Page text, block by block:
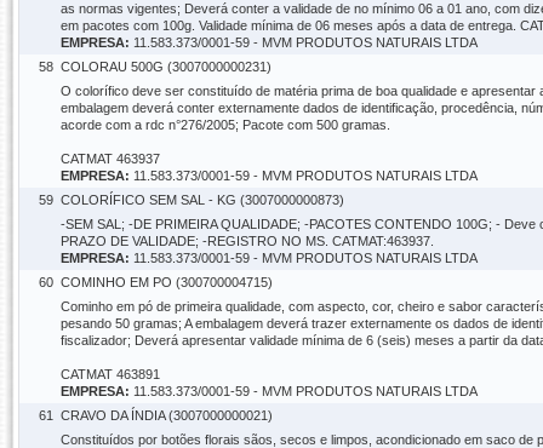
as normas vigentes; Deverá conter a validade de no mínimo 06 a 01 ano, com
em pacotes com 100g. Validade mínima de 06 meses após a data de entrega.
EMPRESA: 11.583.373/0001-59 - MVM PRODUTOS NATURAIS LTDA
58 COLORAU 500G (3007000000231)
O colorífico deve ser constituído de matéria prima de boa qualidade e
embalagem deverá conter externamente dados de identificação, procedência,
acorde com a rdc n°276/2005; Pacote com 500 gramas.
CATMAT 463937
EMPRESA: 11.583.373/0001-59 - MVM PRODUTOS NATURAIS LTDA
59 COLORÍFICO SEM SAL - KG (3007000000873)
-SEM SAL; -DE PRIMEIRA QUALIDADE; -PACOTES CONTENDO 100G; -
PRAZO DE VALIDADE; -REGISTRO NO MS. CATMAT:463937.
EMPRESA: 11.583.373/0001-59 - MVM PRODUTOS NATURAIS LTDA
60 COMINHO EM PO (300700004715)
Cominho em pó de primeira qualidade, com aspecto, cor, cheiro e sabor
pesando 50 gramas; A embalagem deverá trazer externamente os dados de
fiscalizador; Deverá apresentar validade mínima de 6 (seis) meses a partir da
CATMAT 463891
EMPRESA: 11.583.373/0001-59 - MVM PRODUTOS NATURAIS LTDA
61
CRAVO DA ÍNDIA (3007000000021)
Constituídos por botões florais sãos, secos e limpos, acondicionado em saco